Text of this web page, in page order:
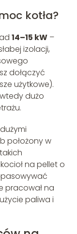
kotła?
14–15 kW–
izolacji,
dołączyć
użytkowe).
dużo
położony w
na pellet o
pracował na
paliwa i